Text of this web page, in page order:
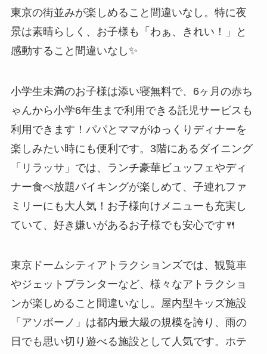
東京の街並みが楽しめること間違いなし。特に夜
景は素晴らしく、お子様も「わぁ、きれい！」と
感動すること間違いなし✨
小学生未満のお子様は添い寝無料で、6ヶ月の赤ち
ゃんから小学6年生まで利用できる託児サービスも
利用できます！パパとママがゆっくりディナーを
楽しみたい時にも便利です。3階にあるダイニング
「リラッサ」では、ランチ豪華ビュッフェやディ
ナー食べ放題バイキングが楽しめて、子連れファ
ミリーにも大人気！お子様向けメニューも充実し
ていて、好き嫌いがあるお子様でも安心です🍴
東京ドームシティアトラクションズでは、観覧車
やジェットプランターなど、様々なアトラクショ
ンが楽しめること間違いなし。屋内型キッズ施設
「アソボーノ」は都内最大級の規模を誇り、雨の
日でも思い切り遊べる施設として人気です。ホテ